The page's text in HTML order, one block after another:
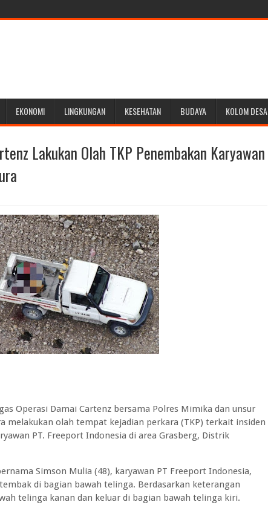
EKONOMI LINGKUNGAN KESEHATAN BUDAYA KOLOM DESA
Lakukan Olah TKP Penembakan Karyawan
Operasi Damai Cartenz bersama Polres Mimika dan unsur
melakukan olah tempat kejadian perkara (TKP) terkait insiden
PT. Freeport Indonesia di area Grasberg, Distrik
Simson Mulia (48), karyawan PT Freeport Indonesia,
di bagian bawah telinga. Berdasarkan keterangan
telinga kanan dan keluar di bagian bawah telinga kiri.